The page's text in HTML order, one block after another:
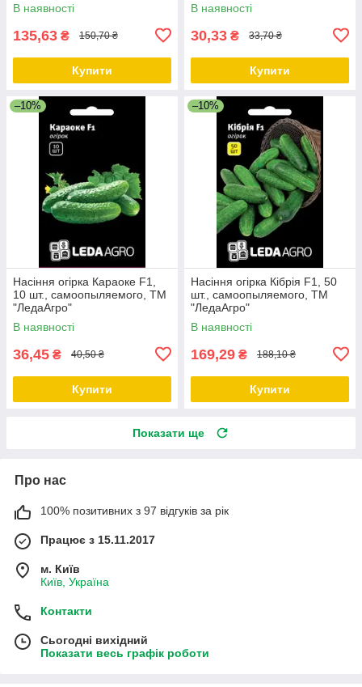
В наявності
135,63 ₴ 150,70 ₴
Купити
В наявності
30,33 ₴ 33,70 ₴
Купити
–10%
Насіння огірка Караоке F1,
10 шт., самоопыляемого, ТМ
"ЛедаАгро"
В наявності
36,45 ₴ 40,50 ₴
Купити
–10%
Насіння огірка Кібрія F1, 50
шт., самоопыляемого, ТМ
"ЛедаАгро"
В наявності
169,29 ₴ 188,10 ₴
Купити
Показати ще
Про нас
100% позитивних з 97 відгуків за рік
Працює з 15.11.2017
м. Київ
Київ, Україна
Контакти
Сьогодні вихідний
Показати весь графік роботи